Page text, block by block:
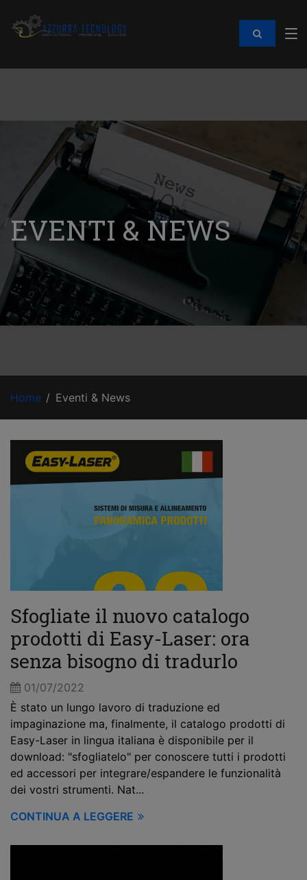
EVENTI & NEWS
Home Eventi & News
Sfogliate il nuovo catalogo
prodotti di Easy-Laser: ora
senza bisogno di tradurlo
01/07/2022
È stato un lungo lavoro di traduzione ed
impaginazione ma, finalmente, il catalogo prodotti di
Easy-Laser in lingua italiana è disponibile per il
download: "sfogliatelo" per conoscere tutti i prodotti
ed accessori per integrare/espandere le funzionalità
dei vostri strumenti. Nat...
CONTINUA A LEGGERE